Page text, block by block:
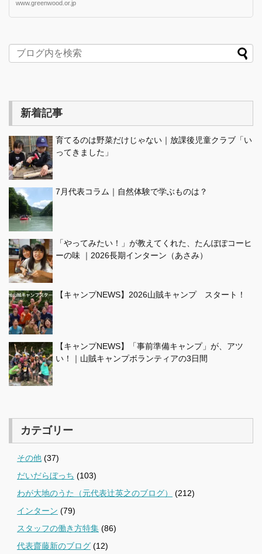
www.greenwood.or.jp
新着記事
育てるのは野菜だけじゃない｜放課後児童クラブ「い
ってきました」
7月代表コラム｜自然体験で学ぶものは？
「やってみたい！」が教えてくれた、たんぽぽコーヒ
ーの味 ｜2026長期インターン（あさみ）
【キャンプNEWS】2026山賊キャンプ スタート！
【キャンプNEWS】「事前準備キャンプ」が、アツ
い！｜山賊キャンプボランティアの3日間
カテゴリー
その他 (37)
だいだらぼっち (103)
わが大地のうた（元代表辻英之のブログ）
(212)
インターン (79)
スタッフの働き方特集 (86)
代表齋藤新のブログ (12)